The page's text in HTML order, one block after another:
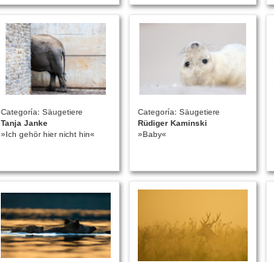
Categoría: Säugetiere
Tanja Janke
»Ich gehör hier nicht hin«
Categoría: Säugetiere
Rüdiger Kaminski
»Baby«